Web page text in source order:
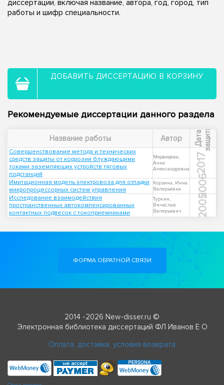
диссертации, включая название, автора, год, город, тип
работы и шифр специальности.
ДОБАВИТЬ ДИССЕРТАЦИЮ В КОРЗИНУ
Рекомендуемые диссертации данного раздела
Название работы Автор Д
а
т
а
з
а
щ
и
т ы
Совершенствование метода и технических
средств защиты от коррозии блуждающими
токами заземляющих устройств тяговых
подстанций
Медведева,
Анна
Александровна
2017
Имитационная модель электровоза для отладки
микропроцессорных систем управления
Корзина, Инна
Валерьевна
2006
Исследование взаимодействия
пространственных автокомпенсированных
контактных подвесок с токоприемниками
Туркин,
Вячеслав
Валерьевич
2005
ФОРМА ОБРАТНОЙ СВЯЗИ
2014 -2026 New-disser.ru ©
Электронная библиотека диссертаций ФЛ Иванов Е О
Оплата, доставка, условия возврата